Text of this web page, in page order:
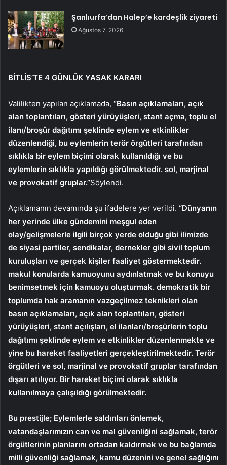
Şanlıurfa’dan Halep’e kardeşlik ziyareti
Ağustos 7, 2026
BİTLİS’TE 4 GÜNLÜK YASAK KARARI
Valilikten yapılan açıklamada, “Basın açıklamaları, açık
alan toplantıları, gösteri yürüyüşleri, stant açma, toplu el
ilanı/broşür dağıtımı şeklinde eylem ve etkinlikler
düzenlendiği, bu eylemlerin terör örgütleri tarafından
sıklıkla bir eylem biçimi olarak kullanıldığı ve bu
eylemlerin sıklıkla yapıldığı görülmektedir. sol, marjinal
ve provokatif gruplar.”Söylendi.
Açıklamanın devamında şu ifadelere yer verildi. “Dünyanın
her yerinde ülke gündemini meşgul eden
olay/gelişmelerle ilgili birçok yerde olduğu gibi ilimizde
de siyasi partiler, sendikalar, dernekler gibi sivil toplum
kuruluşları ve gerçek kişiler faaliyet göstermektedir.
makul konularda kamuoyunu aydınlatmak ve bu konuyu
benimsetmek için kamuoyu oluşturmak. demokratik bir
toplumda hak aramanın vazgeçilmez teknikleri olan
basın açıklamaları, açık alan toplantıları, gösteri
yürüyüşleri, stant açılışları, el ilanları/broşürlerin toplu
dağıtımı şeklinde eylem ve etkinlikler düzenlenmekte ve
yine bu hareket faaliyetleri gerçekleştirilmektedir. Terör
örgütleri ve sol, marjinal ve provokatif gruplar tarafından
dışarı atılıyor. Bir hareket biçimi olarak sıklıkla
kullanılmaya çalışıldığı görülmektedir.
Bu prestijle; Eylemlerle saldırıları önlemek,
vatandaşlarımızın can ve mal güvenliğini sağlamak, terör
örgütlerinin planlarını ortadan kaldırmak ve bu bağlamda
milli güvenliği sağlamak, kamu düzenini ve genel sağlığını